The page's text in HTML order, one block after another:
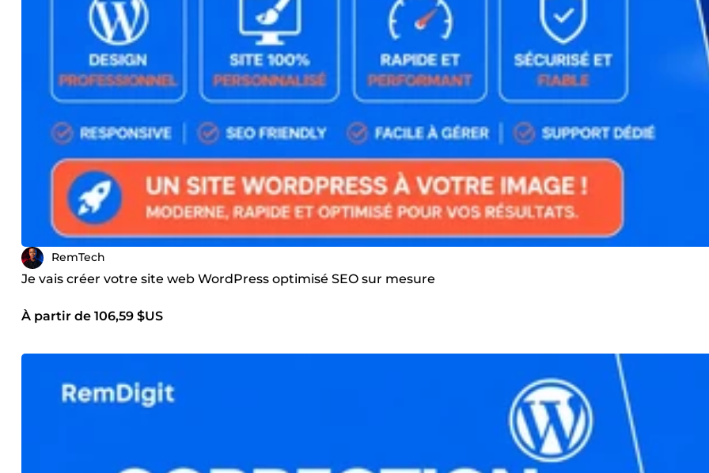
RemTech
Je vais créer votre site web WordPress optimisé SEO sur mesure
À partir de 106,59 $US